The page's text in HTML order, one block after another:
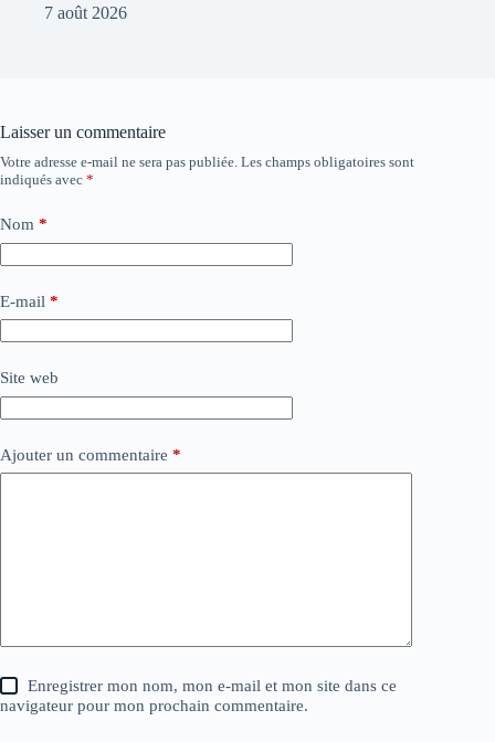
7 août 2026
Laisser un commentaire
Votre adresse e-mail ne sera pas publiée. Les champs obligatoires sont
indiqués avec *
Nom *
E-mail *
Site web
Ajouter un commentaire *
Enregistrer mon nom, mon e-mail et mon site dans ce
navigateur pour mon prochain commentaire.